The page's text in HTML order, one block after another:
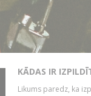
KĀDAS IR
Likums paredz, ka